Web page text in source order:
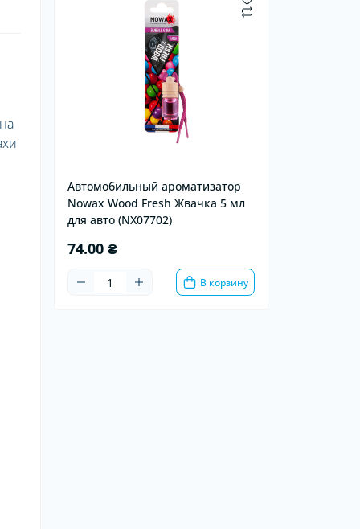
Автомобильный ароматизатор
Nowax Wood Fresh Жвачка 5 мл
для авто (NX07702)
74.00 ₴
В корзину